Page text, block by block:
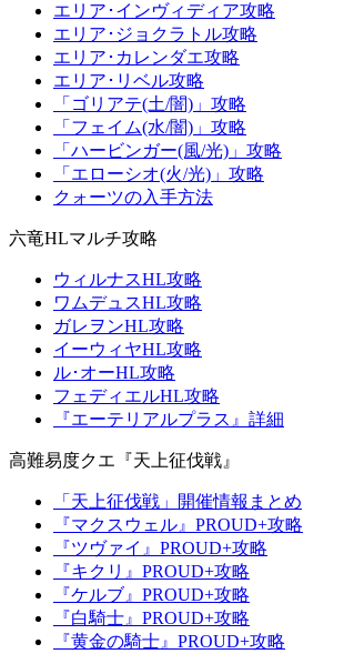
エリア･インヴィディア攻略
エリア･ジョクラトル攻略
エリア･カレンダエ攻略
エリア･リベル攻略
「ゴリアテ(土/闇)」攻略
「フェイム(水/闇)」攻略
「ハービンガー(風/光)」攻略
「エローシオ(火/光)」攻略
クォーツの入手方法
六竜HLマルチ攻略
ウィルナスHL攻略
ワムデュスHL攻略
ガレヲンHL攻略
イーウィヤHL攻略
ル･オーHL攻略
フェディエルHL攻略
『エーテリアルプラス』詳細
高難易度クエ『天上征伐戦』
「天上征伐戦」開催情報まとめ
『マクスウェル』PROUD+攻略
『ツヴァイ』PROUD+攻略
『キクリ』PROUD+攻略
『ケルブ』PROUD+攻略
『白騎士』PROUD+攻略
『黄金の騎士』PROUD+攻略